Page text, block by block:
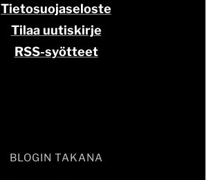
BLOGIN TAKANA
Tietosuojaseloste
Tilaa uutiskirje
RSS-syötteet